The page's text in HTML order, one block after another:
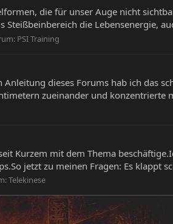
die für unser Auge nicht
die Lebensenergie,
PSI Training
dieses Forums hab ich das
zueinander und konzentrierte
Kurzem mit dem Thema
jetzt zu meinen Fragen: Es klappt
Telekinese